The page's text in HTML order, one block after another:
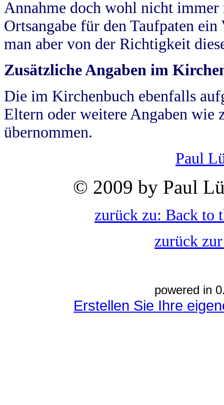
Annahme doch wohl nicht
Ortsangabe für den Taufpaten
man aber von der Richtigkeit
Zusätzliche Angaben im
Die im Kirchenbuch ebenfalls
Eltern oder weitere Angaben wie
übernommen.
Paul
© 2009 by Paul
zurück zu: Back to
zurück
powered in
Erstellen Sie Ihre